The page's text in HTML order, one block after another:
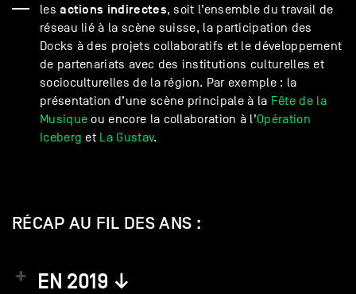
lesactions indirectes, soit l’ensemble du travail de
réseau lié à la scène suisse, la participation des
Docks à des projets collaboratifs et le développement
de partenariats avec des institutions culturelles et
socioculturelles de la région. Par exemple : la
présentation d’une scène principale à la Fête de la
Musique ou encore la collaboration à l’Opération
Iceberg et La Gustav.
RÉCAP AU FIL DES ANS :
EN 2019 ↓